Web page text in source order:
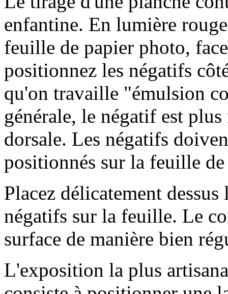
enfantine. En lumière
feuille de papier photo,
positionnez les négatifs
qu'on travaille "émulsion
générale, le négatif est
dorsale. Les négatifs
positionnés sur la feuille
Placez délicatement
négatifs sur la feuille. Le
surface de manière bien
L'exposition la plus